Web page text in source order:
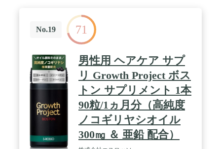
にリンゴ酸・クエン酸を配合❗】 優れた栄養素であ
る必須ミネラルは、現代だと体外に排出されやすい
特徴を持っているため「吸収率」が大切と言われて
製造のマルチミネラルサプリメントです。美髪プレ
ミアにはミネラルと相性の良い酸を配合していま
す。また亜鉛は鉄と一緒に摂取すると吸収率が落ち
ると言われているので、あえて添加しておりませ
ん。 / ✅【❗10種のミネラルをバランス良く配合❗】
美髪プレミアは体の維持に必要だと言われている10
種類のミネラルを配合しています。美髪プレミアに
はマグネシウム、カリウム、カルシウム、亜鉛、
銅、セレン、マンガン、モリブデン、クロム、ケイ
素を配合してあり、バランス良く摂取することがで
No.19 71
男性用 ヘアケア サプ
リ Growth Project ボス
トン サプリメント 1本
90粒/1ヵ月分（高純度
ノコギリヤシオイル
300㎎ ＆ 亜鉛 配合）